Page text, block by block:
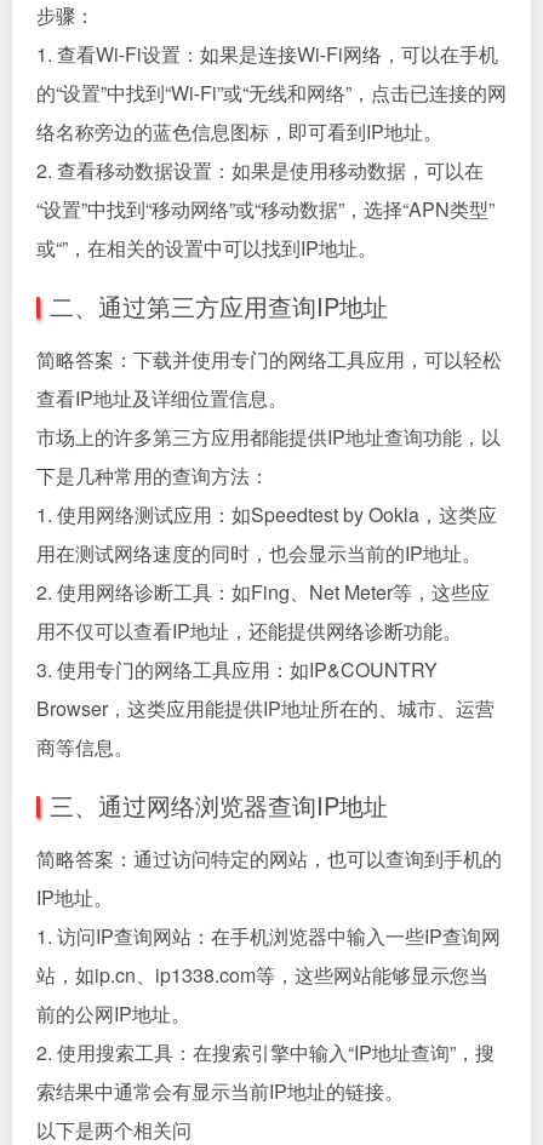
步骤：
1. 查看Wi-Fi设置：如果是连接Wi-Fi网络，可以在手机
的“设置”中找到“Wi-Fi”或“无线和网络”，点击已连接的网
络名称旁边的蓝色信息图标，即可看到IP地址。
2. 查看移动数据设置：如果是使用移动数据，可以在
“设置”中找到“移动网络”或“移动数据”，选择“APN类型”
或“”，在相关的设置中可以找到IP地址。
二、通过第三方应用查询IP地址
简略答案：下载并使用专门的网络工具应用，可以轻松
查看IP地址及详细位置信息。
市场上的许多第三方应用都能提供IP地址查询功能，以
下是几种常用的查询方法：
1. 使用网络测试应用：如Speedtest by Ookla，这类应
用在测试网络速度的同时，也会显示当前的IP地址。
2. 使用网络诊断工具：如Fing、Net Meter等，这些应
用不仅可以查看IP地址，还能提供网络诊断功能。
3. 使用专门的网络工具应用：如IP&COUNTRY
Browser，这类应用能提供IP地址所在的、城市、运营
商等信息。
三、通过网络浏览器查询IP地址
简略答案：通过访问特定的网站，也可以查询到手机的
IP地址。
1. 访问IP查询网站：在手机浏览器中输入一些IP查询网
站，如ip.cn、ip1338.com等，这些网站能够显示您当
前的公网IP地址。
2. 使用搜索工具：在搜索引擎中输入“IP地址查询”，搜
索结果中通常会有显示当前IP地址的链接。
以下是两个相关问